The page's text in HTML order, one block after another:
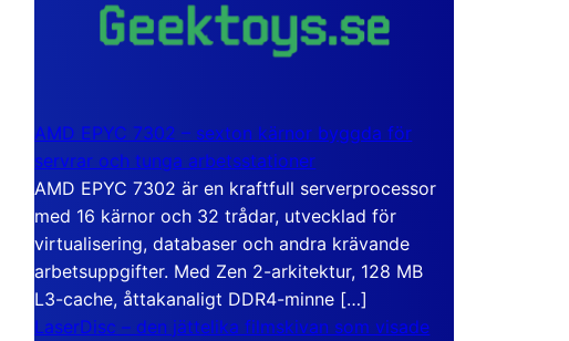
AMD EPYC 7302 – sexton kärnor byggda för
servrar och tunga arbetsstationer
AMD EPYC 7302 är en kraftfull serverprocessor
med 16 kärnor och 32 trådar, utvecklad för
virtualisering, databaser och andra krävande
arbetsuppgifter. Med Zen 2-arkitektur, 128 MB
L3-cache, åttakanaligt DDR4-minne […]
LaserDisc – den jättelika filmskivan som visade